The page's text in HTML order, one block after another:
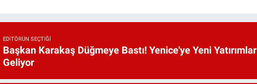
EDITÖRÜN SEÇTIĞI
Başkan Karakaş Düğmeye Bastı! Yenice'ye Yeni Yatırımlar
Geliyor